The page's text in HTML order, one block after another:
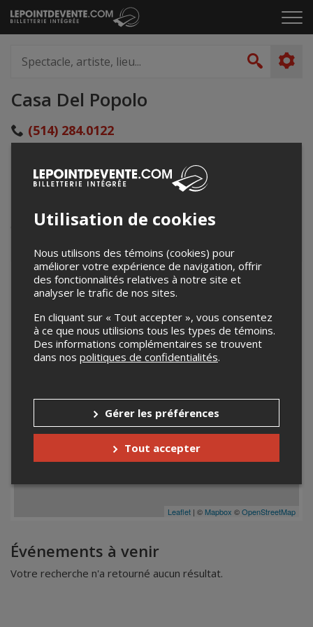
Passer
au
le
artiste,
lieu...
Casa Del Popolo
(514) 284.0122
casadelpopolo.com/
Montréal, QC
Canada
+
Leaflet | © Mapbox ©OpenStreetMap
Événements à venir
Votre recherche n'a retourné aucun résultat.
Utilisation de cookies
Nous utilisons des témoins (cookies) pour
améliorer votre expérience de navigation, offrir
des fonctionnalités relatives à notre site et
analyser le trafic de nos sites.
En cliquant sur « Tout accepter », vous consentez
à ce que nous utilisions tous les types de témoins.
Des informations complémentaires se trouvent
dans nos politiques de confidentialités.
Gérer les préférences
Tout accepter